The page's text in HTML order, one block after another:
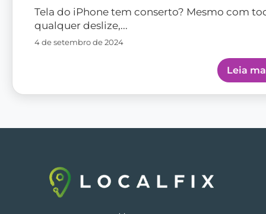
Tela do iPhone tem conserto? Mesmo com
qualquer deslize,...
4 de setembro de 2024
Leia